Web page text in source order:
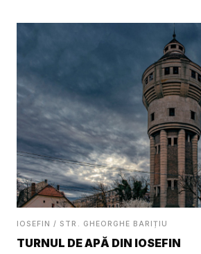
IOSEFIN / STR. GHEORGHE BARIȚIU
TURNUL DE APĂ DIN IOSEFIN